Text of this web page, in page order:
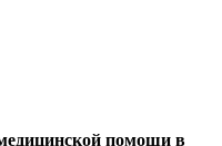
помощи в